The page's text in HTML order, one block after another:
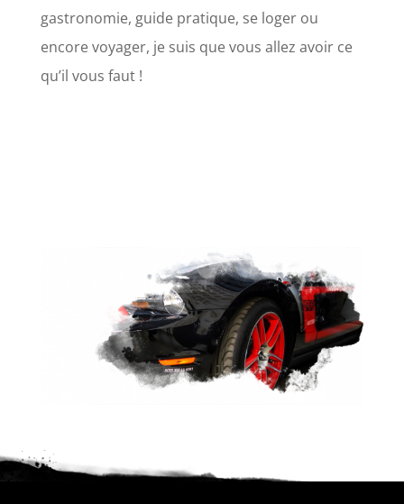
gastronomie, guide pratique, se loger ou
encore voyager, je suis que vous allez avoir ce
qu’il vous faut !